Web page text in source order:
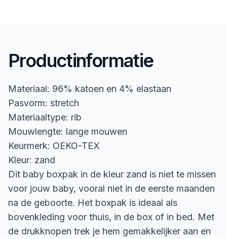
Productinformatie
Materiaal: 96% katoen en 4% elastaan
Pasvorm: stretch
Materiaaltype: rib
Mouwlengte: lange mouwen
Keurmerk: OEKO-TEX
Kleur: zand
Dit baby boxpak in de kleur zand is niet te missen
voor jouw baby, vooral niet in de eerste maanden
na de geboorte. Het boxpak is ideaal als
bovenkleding voor thuis, in de box of in bed. Met
de drukknopen trek je hem gemakkelijker aan en